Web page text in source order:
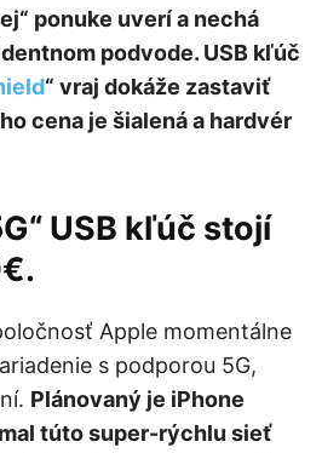
ponuke uverí a nechá
podvode. USB kľúč
“ vraj dokáže zastaviť
cena je šialená a hardvér
USB kľúč stojí
Apple momentálne
s podporou 5G,
Plánovaný je iPhone
túto super-rýchlu sieť